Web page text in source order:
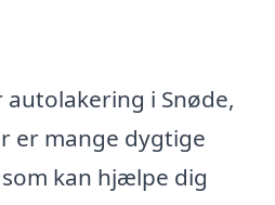
i Snøde,
er mange dygtige
kan hjælpe dig